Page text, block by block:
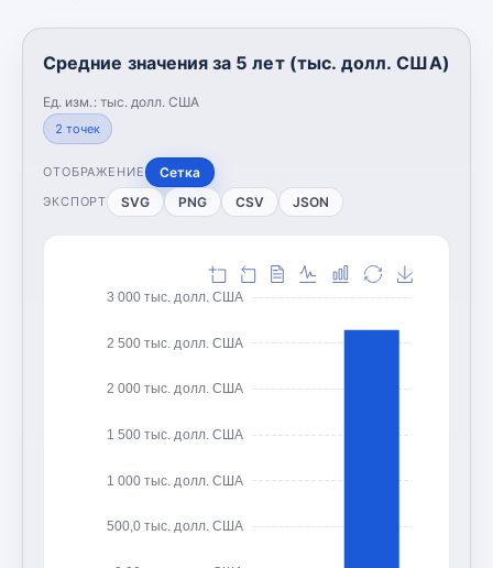
Средние значения за 5 лет (тыс. долл. США)
Ед. изм.: тыс. долл. США
2 точек
ОТОБРАЖЕНИЕ Сетка
ЭКСПОРТ SVG PNG CSV JSON
500,0 тыс. долл. США
1 000 тыс. долл. США
1 500 тыс. долл. США
2 000 тыс. долл. США
2 500 тыс. долл. США
3 000 тыс. долл. США